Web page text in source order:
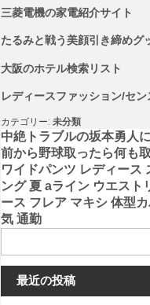
三菱電機の家電紹介サイト
たるみと戦う美顔引き締めグ
大阪のホテル検索リスト
レディースファッション/セ
カテゴリー: 未分類
投
稿
ナ
ビ
ー
シ
中絶トラブルの坂本勇人
前から野球取ったら何も
ワイドパンツ レディース
ング 夏 aライン ウエスト
ース フレア マキシ 体型
気 通勤
最近の投稿